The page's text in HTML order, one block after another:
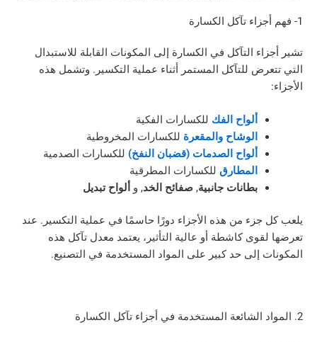
التآكل في الكسارة إلى المكونات القابلة للاستبدال
للتآكل المستمر أثناء عملية التكسير. وتشمل هذه
ألواح الفكللكسارات الفكية
الوشاح والمقعرةللكسارات المخروطية
ألواح الصدمات (قضبان النفخ)للكسارات الصدمية
للكسارات المطرقية
بطانات جانبية,صفائح الخد, وألواح تبديل
من هذه الأجزاء دورًا حاسمًا في عملية التكسير. عند
كاشطة أو عالية التأثير، يعتمد معدل تآكل هذه
إلى حد كبير على المواد المستخدمة في التصنيع.